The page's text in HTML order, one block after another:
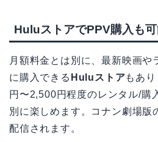
HuluストアでPPV購入も
月額料金とは別に、最新映画や
に購入できる Huluストアもあ
円〜2,500円程度のレンタル/購
別に楽しめます。コナン劇場版
配信されます。